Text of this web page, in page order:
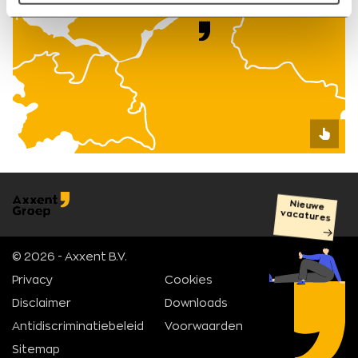
Nieuwe
vacatures
© 2026 - Axxent B.V.
Privacy Cookies
Disclaimer Downloads
Antidiscriminatiebeleid Voorwaarden
Sitemap